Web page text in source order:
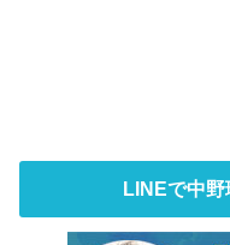
LINEで中野